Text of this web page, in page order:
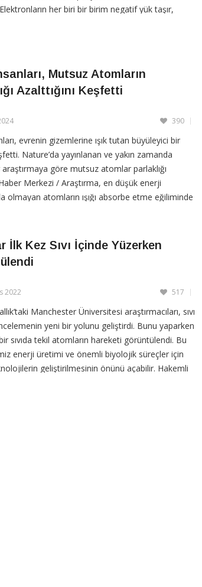
her biri bir birim negatif yük taşır,
READING Mutsuz Atomların
Azalttığını Keşfetti
390
evrenin gizemlerine ışık tutan büyüleyici bir
Nature’da yayınlanan ve yakın zamanda
araştırmaya göre mutsuz atomlar parlaklığı
Merkezi / Araştırma, en düşük enerji
olmayan atomların ışığı absorbe etme eğiliminde
READING
İlk Kez Sıvı İçinde Yüzerken
2022 517
Manchester Üniversitesi araştırmacıları, sıvı
yeni bir yolunu geliştirdi. Bunu yaparken
sıvıda tekil atomların hareketi görüntülendi. Bu
enerji üretimi ve önemli biyolojik süreçler için
geliştirilmesinin önünü açabilir. Hakemli